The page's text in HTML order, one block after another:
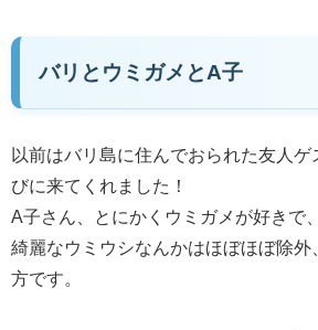
バリとウミガメとA子
以前はバリ島に住んでおられた友人
びに来てくれました！
A子さん、とにかくウミガメが好きで
綺麗なウミウシなんかはほぼほぼ除外
方です。